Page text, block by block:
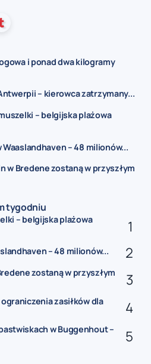
i ponad dwa kilogramy
– kierowca zatrzymany...
– belgijska plażowa
– 48 milionów...
w Bredene zostaną w przyszłym
tygodniu
– belgijska plażowa
– 48 milionów...
zostaną w przyszłym
zasiłków dla
w Buggenhout –